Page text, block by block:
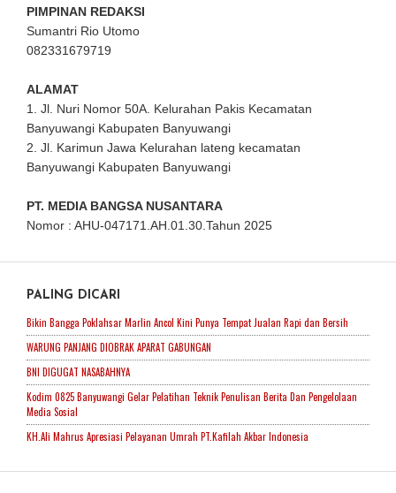
PIMPINAN REDAKSI
Sumantri Rio Utomo
082331679719
ALAMAT
1. Jl. Nuri Nomor 50A. Kelurahan Pakis Kecamatan
Banyuwangi Kabupaten Banyuwangi
2. Jl. Karimun Jawa Kelurahan lateng kecamatan
Banyuwangi Kabupaten Banyuwangi
PT. MEDIA BANGSA NUSANTARA
Nomor : AHU-047171.AH.01.30.Tahun 2025
PALING DICARI
Bikin Bangga Poklahsar Marlin Ancol Kini Punya Tempat Jualan Rapi dan Bersih
WARUNG PANJANG DIOBRAK APARAT GABUNGAN
BNI DIGUGAT NASABAHNYA
Kodim 0825 Banyuwangi Gelar Pelatihan Teknik Penulisan Berita Dan Pengelolaan
Media Sosial
KH.Ali Mahrus Apresiasi Pelayanan Umrah PT.Kafilah Akbar Indonesia